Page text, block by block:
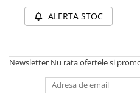
➔ Volta
➔ Kuba
➔ RDB
➔ Ruris
ALERTA STOC
Newsletter Nu rata ofertele si